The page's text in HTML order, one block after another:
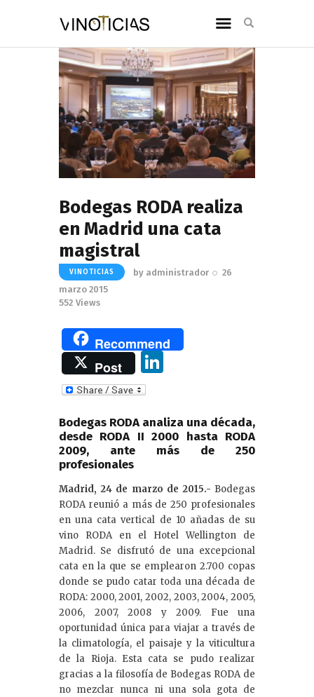
Bodegas RODA realiza
en Madrid una cata
magistral
VINOTICIAS by administrador
26
marzo 2015
552 Views
Recommend
Post
e
dI
Bodegas RODA analiza una década,
desde RODA II 2000 hasta RODA
2009, ante más de 250
profesionales
Madrid, 24 de marzo de 2015.- Bodegas
RODA reunió a más de 250 profesionales
en una cata vertical de 10 añadas de su
vino RODA en el Hotel Wellington de
Madrid. Se disfrutó de una excepcional
cata en la que se emplearon 2.700 copas
donde se pudo catar toda una década de
RODA: 2000, 2001, 2002, 2003, 2004, 2005,
2006, 2007, 2008 y 2009. Fue una
oportunidad única para viajar a través de
la climatología, el paisaje y la viticultura
de la Rioja. Esta cata se pudo realizar
gracias a la filosofía de Bodegas RODA de
no mezclar nunca ni una sola gota de